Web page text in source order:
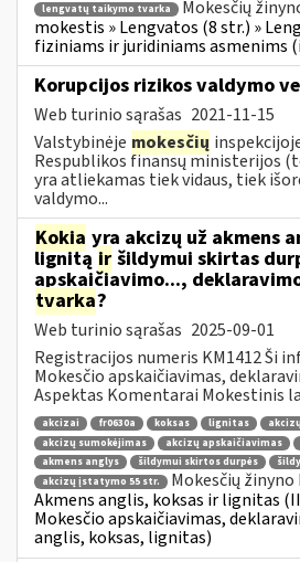
lengvatų taikymo tvarka
Mokesčių
mokestis » Lengvatos (8 str.) »
fiziniams ir juridiniams asmenims
Korupcijos rizikos valdymo
Web turinio sąrašas 2021-11-15
Valstybinėje mokesčių
Respublikos finansų ministerijos
yra atliekamas tiek vidaus, tiek
valdymo...
Kokia yra akcizų už akmens
lignitą ir šildymui skirtas
apskaičiavimo...,
tvarka?
Web turinio sąrašas 2025-09-01
Registracijos numeris KM1412 Ši
Mokesčio apskaičiavimas,
Aspektas Komentarai Mokestinis
akcizai fr0630a koksas lignitas
akcizų sumokėjimas
akcizų apskaičiavimas
akmens anglys
šildymui skirtos durpės
akcizų įstatymo 55 str.
Mokesčių
Akmens anglis, koksas ir lignitas
Mokesčio apskaičiavimas,
anglis, koksas, lignitas)